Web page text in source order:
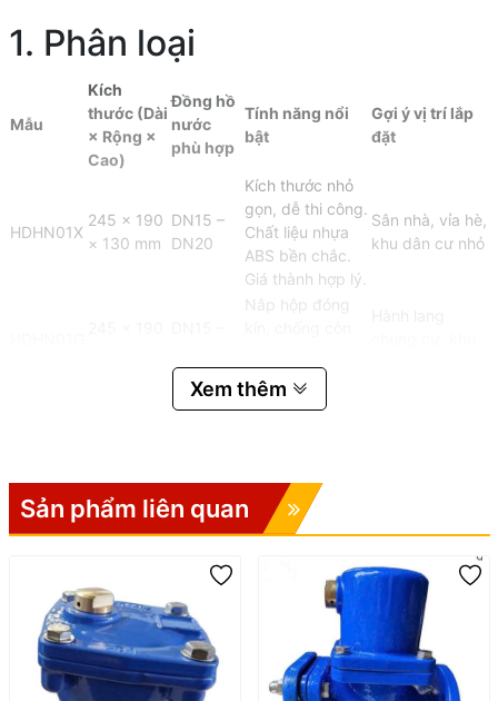
1. Phân loại
Mẫu
Kích
thước (Dài
× Rộng ×
Cao)
Đồng hồ
nước
phù hợp
Tính năng nổi
bật
Gợi ý vị trí lắp
đặt
HDHN01X
245 × 190
× 130 mm
DN15 –
DN20
Kích thước nhỏ
gọn, dễ thi công.
Chất liệu nhựa
ABS bền chắc.
Giá thành hợp lý.
Sân nhà, vỉa hè,
khu dân cư nhỏ
Nắp hộp đóng
hiệu quả.
Có khe thoát
bảo trì.
300 × 220 DN25 –
DN32
Không gian rộng
hơn, dễ thao tác
Nhà phố, biệt
thự, khu dân cư
cao cấp
HDHN02X
300 × 220
× 150 mm
DN25 –
DN32
Thành hộp dày
dặn, chịu lực tốt,
nắp kín khít
chống nước hiệu
Trường học,
khu vực đông
người qua lại
Xem thêm
Sản phẩm liên quan